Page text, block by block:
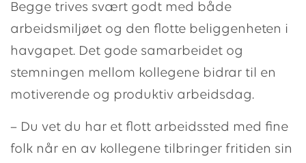
Begge trives svært godt med både
arbeidsmiljøet og den flotte beliggenheten i
havgapet. Det gode samarbeidet og
stemningen mellom kollegene bidrar til en
motiverende og produktiv arbeidsdag.
– Du vet du har et flott arbeidssted med fine
folk når en av kollegene tilbringer fritiden sin